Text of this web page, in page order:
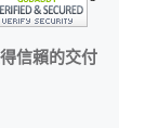
信賴的交付